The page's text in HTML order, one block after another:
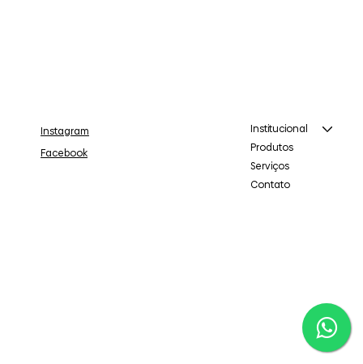
Institucional
Produtos
Serviços
Contato
Instagram
Facebook